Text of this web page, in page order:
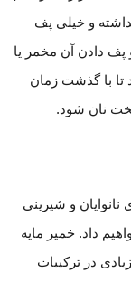
و خیلی پف
پف دادن آن مخمر یا
تا با گذشت زمان
نان شود.
نانوایان و شیرینی
داد. خمیر مایه
در ترکیبات